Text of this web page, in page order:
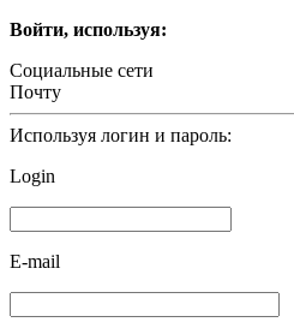
Войти, используя:
Социальные сети
Почту
Используя логин и пароль:
Login
E-mail